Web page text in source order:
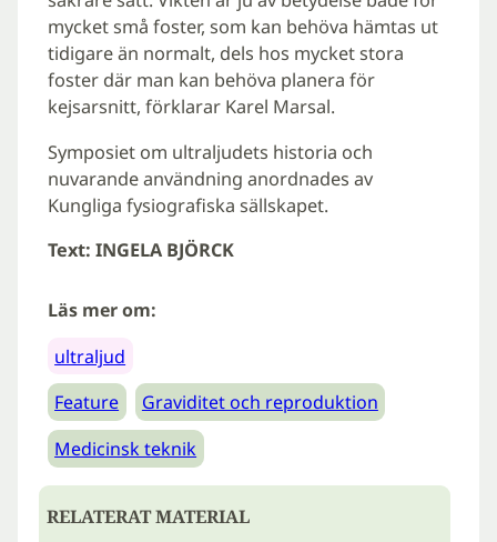
mycket små foster, som kan behöva hämtas ut
tidigare än normalt, dels hos mycket stora
foster där man kan behöva planera för
kejsarsnitt, förklarar Karel Marsal.
Symposiet om ultraljudets historia och
nuvarande användning anordnades av
Kungliga fysiografiska sällskapet.
Text: INGELA BJÖRCK
Läs mer om:
ultraljud
Feature
Graviditet och reproduktion
Medicinsk teknik
RELATERAT MATERIAL